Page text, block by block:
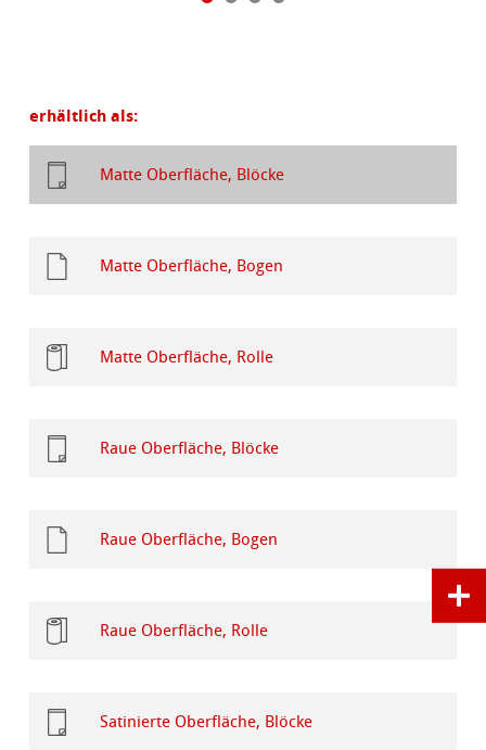
erhältlich als:
Matte Oberfläche, Blöcke
Matte Oberfläche, Bogen
Matte Oberfläche, Rolle
Raue Oberfläche, Blöcke
Raue Oberfläche, Bogen
Raue Oberfläche, Rolle
Satinierte Oberfläche, Blöcke